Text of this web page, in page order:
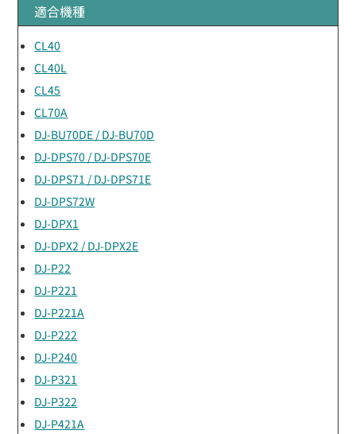
適合機種
CL40
CL40L
CL45
CL70A
DJ-BU70DE / DJ-BU70D
DJ-DPS70 / DJ-DPS70E
DJ-DPS71 / DJ-DPS71E
DJ-DPS72W
DJ-DPX1
DJ-DPX2 / DJ-DPX2E
DJ-P22
DJ-P221
DJ-P221A
DJ-P222
DJ-P240
DJ-P321
DJ-P322
DJ-P421A